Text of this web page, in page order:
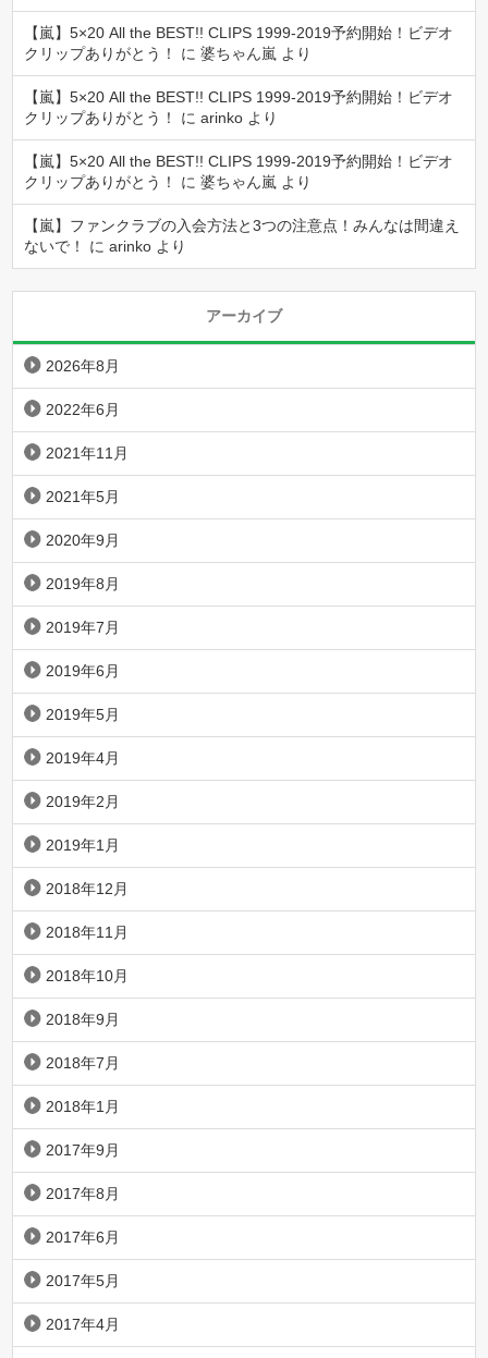
【嵐】5×20 All the BEST!! CLIPS 1999-2019予約開始！ビデオ
クリップありがとう！
に婆ちゃん嵐 より
【嵐】5×20 All the BEST!! CLIPS 1999-2019予約開始！ビデオ
クリップありがとう！
にarinko より
【嵐】5×20 All the BEST!! CLIPS 1999-2019予約開始！ビデオ
クリップありがとう！
に婆ちゃん嵐 より
【嵐】ファンクラブの入会方法と3つの注意点！みんなは間違え
ないで！
にarinko より
アーカイブ
2026年8月
2022年6月
2021年11月
2021年5月
2020年9月
2019年8月
2019年7月
2019年6月
2019年5月
2019年4月
2019年2月
2019年1月
2018年12月
2018年11月
2018年10月
2018年9月
2018年7月
2018年1月
2017年9月
2017年8月
2017年6月
2017年5月
2017年4月